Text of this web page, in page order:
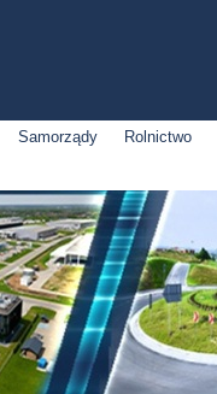
Samorządy Rolnictwo